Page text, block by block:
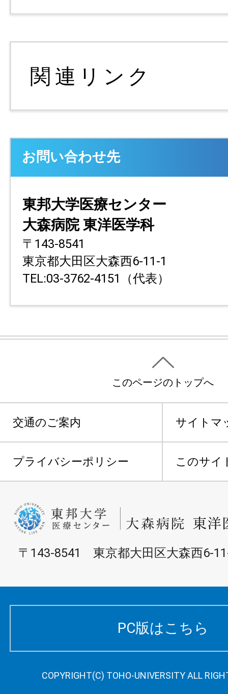
お問い合わせ先
東邦大学医療センター
大森病院 東洋医学科
〒143-8541
東京都大田区大森西6-11-1
TEL:03-3762-4151（代表）
このページのトップへ
交通のご案内 サイトマ
プライバシーポリシー このサイ
〒143-8541 東京都大田区大森西6-
PC版はこちら
COPYRIGHT(C) TOHO-UNIVERSITY ALL